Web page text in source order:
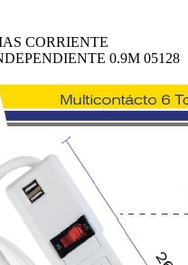
CORRIENTE
0.9M 05128